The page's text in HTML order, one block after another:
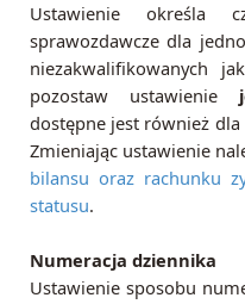
Ustawienie określa
sprawozdawcze dla
niezakwalifikowanych
pozostaw ustawienie
dostępne jest również dla
Zmieniając ustawienie
bilansu oraz rachunku
statusu.
Numeracja dziennika
Ustawienie sposobu